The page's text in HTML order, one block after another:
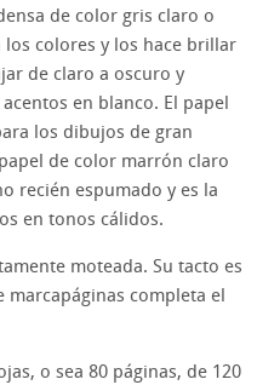
de color gris claro o
colores y los hace brillar
de claro a oscuro y
en blanco. El papel
los dibujos de gran
de color marrón claro
recién espumado y es la
en tonos cálidos.
moteada. Su tacto es
marcapáginas completa el
o sea 80 páginas, de 120